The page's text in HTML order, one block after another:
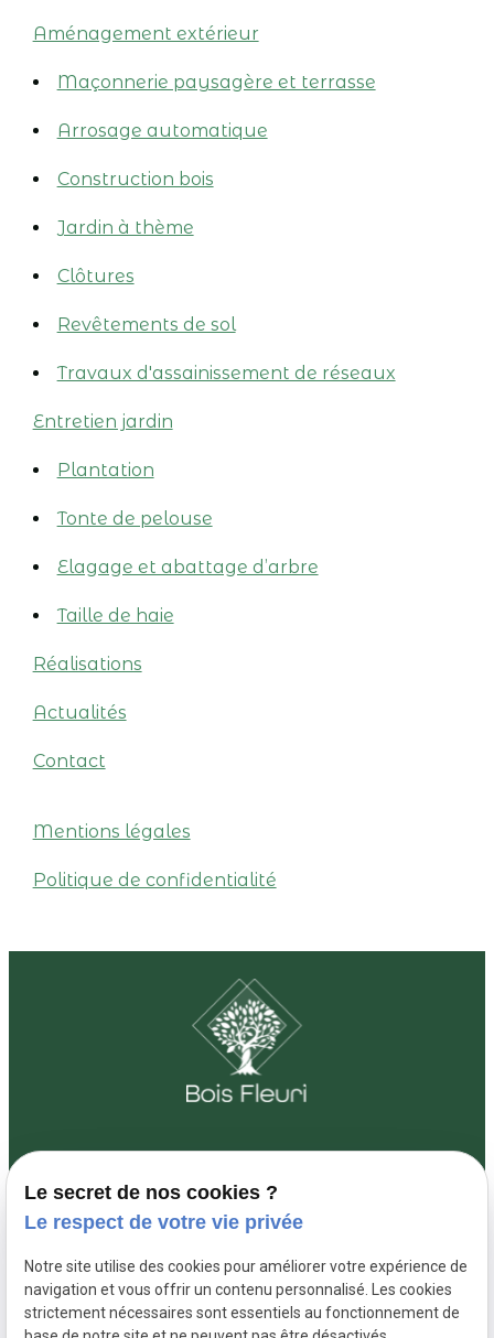
Aménagement extérieur
Maçonnerie paysagère et terrasse
Arrosage automatique
Construction bois
Jardin à thème
Clôtures
Revêtements de sol
Travaux d'assainissement de réseaux
Entretien jardin
Plantation
Tonte de pelouse
Elagage et abattage d’arbre
Taille de haie
Réalisations
Actualités
Contact
Mentions légales
Politique de confidentialité
01 88 24 26 71
Osteng 77181 Courtry
De 8:00 à 18:00 du lundi au vendredi
Le secret de nos cookies ?
Le respect de votre vie privée
Notre site utilise des cookies pour améliorer votre expérience de
navigation et vous offrir un contenu personnalisé. Les cookies
strictement nécessaires sont essentiels au fonctionnement de